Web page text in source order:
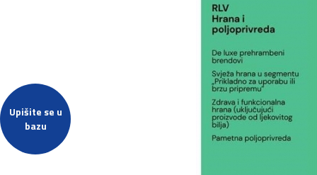
Upišite se u
bazu